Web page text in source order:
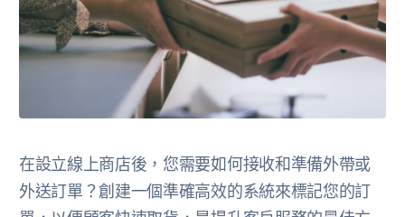
在設立線上商店後，您需要如何接收和準備外帶或
外送訂單？創建一個準確高效的系統來標記您的訂